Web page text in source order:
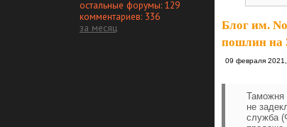
остальные форумы: 129
комментариев: 336
за месяц
Блог им.
пошлин на
09 февраля
Таможня
не
служба